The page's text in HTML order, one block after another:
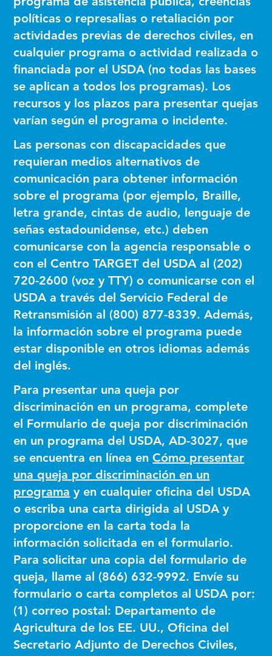
programa de asistencia pública, creencias
políticas o represalias o retaliación por
actividades previas de derechos civiles, en
cualquier programa o actividad realizada o
financiada por el USDA (no todas las bases
se aplican a todos los programas). Los
recursos y los plazos para presentar quejas
varían según el programa o incidente.
Las personas con discapacidades que
requieran medios alternativos de
comunicación para obtener información
sobre el programa (por ejemplo, Braille,
letra grande, cintas de audio, lenguaje de
señas estadounidense, etc.) deben
comunicarse con la agencia responsable o
con el Centro TARGET del USDA al (202)
720-2600 (voz y TTY) o comunicarse con el
USDA a través del Servicio Federal de
Retransmisión al (800) 877-8339. Además,
la información sobre el programa puede
estar disponible en otros idiomas además
del inglés.
Para presentar una queja por
discriminación en un programa, complete
el Formulario de queja por discriminación
en un programa del USDA, AD-3027, que
se encuentra en línea enCómo presentar
una queja por discriminación en un
programa y en cualquier oficina del USDA
o escriba una carta dirigida al USDA y
proporcione en la carta toda la
información solicitada en el formulario.
Para solicitar una copia del formulario de
queja, llame al (866) 632-9992. Envíe su
formulario o carta completos al USDA por:
(1) correo postal: Departamento de
Agricultura de los EE. UU., Oficina del
Secretario Adjunto de Derechos Civiles,